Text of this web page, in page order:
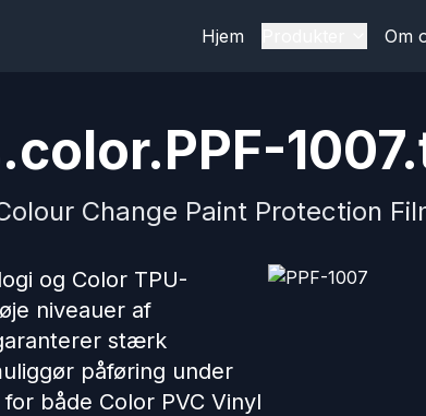
Hjem Om
Change Paint Protection
og Color TPU-
niveauer af
stærk
påføring under
både Color PVC Vinyl